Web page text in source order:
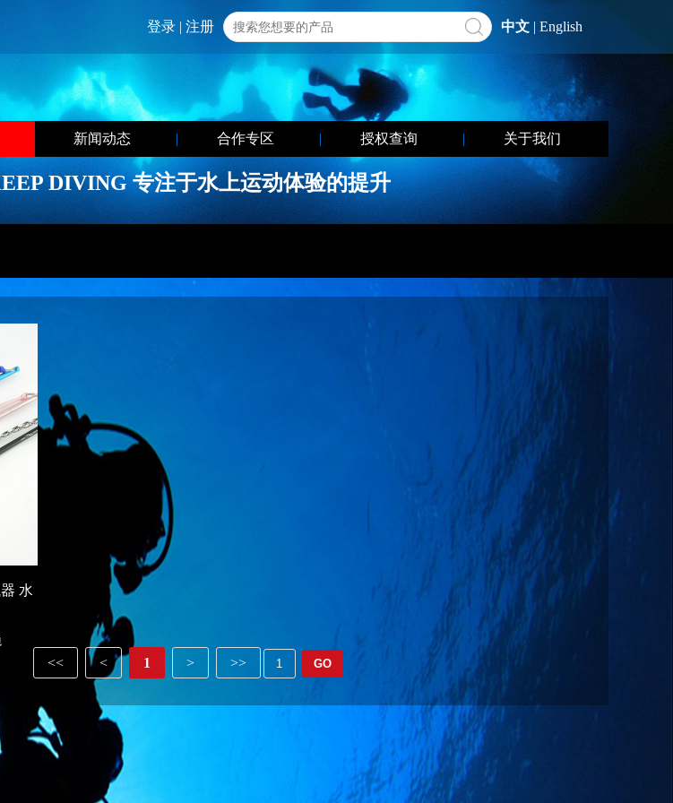
登录 | 注册 中文 | English
新闻动态 | 合作专区 | 授权查询 | 关于我们
DIVING 专注于水上运动体验的提升
水
<<
< 1 > >>